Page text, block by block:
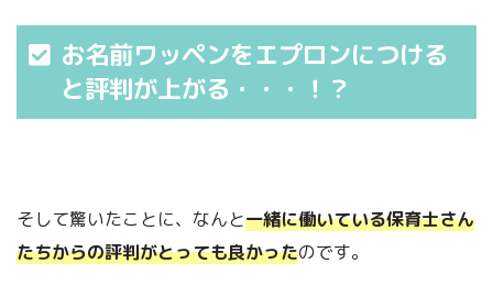
お名前ワッペンをエプロンにつける
と評判が上がる・・・！？
そして驚いたことに、なんと一緒に働いている保育士さん
たちからの評判がとっても良かったのです。